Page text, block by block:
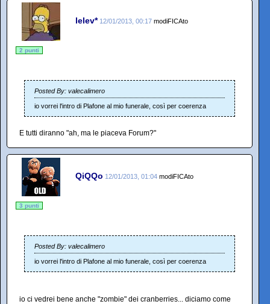
lelev* 12/01/2013, 00:17 modiFICAto
2 punti
Posted By: valecalimero
io vorrei l'intro di Plafone al mio funerale, così per coerenza
E tutti diranno "ah, ma le piaceva Forum?"
QiQQo 12/01/2013, 01:04 modiFICAto
3 punti
Posted By: valecalimero
io vorrei l'intro di Plafone al mio funerale, così per coerenza
io ci vedrei bene anche "zombie" dei cranberries... diciamo come